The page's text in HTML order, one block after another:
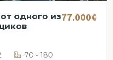
одного из77.000€
70 - 180